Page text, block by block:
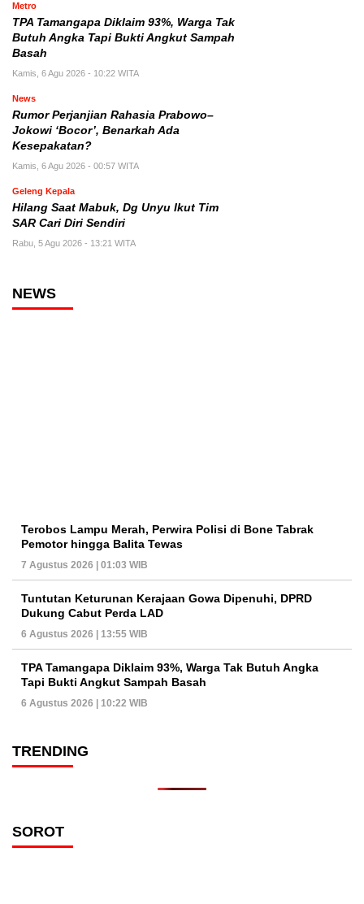
Metro
TPA Tamangapa Diklaim 93%, Warga Tak
Butuh Angka Tapi Bukti Angkut Sampah
Basah
Kamis, 6 Agu 2026 - 10:22 WITA
News
Rumor Perjanjian Rahasia Prabowo–
Jokowi ‘Bocor’, Benarkah Ada
Kesepakatan?
Kamis, 6 Agu 2026 - 00:57 WITA
Geleng Kepala
Hilang Saat Mabuk, Dg Unyu Ikut Tim
SAR Cari Diri Sendiri
Rabu, 5 Agu 2026 - 13:21 WITA
NEWS
Terobos Lampu Merah, Perwira Polisi di Bone Tabrak
Pemotor hingga Balita Tewas
7 Agustus 2026 | 01:03 WIB
Tuntutan Keturunan Kerajaan Gowa Dipenuhi, DPRD
Dukung Cabut Perda LAD
6 Agustus 2026 | 13:55 WIB
TPA Tamangapa Diklaim 93%, Warga Tak Butuh Angka
Tapi Bukti Angkut Sampah Basah
6 Agustus 2026 | 10:22 WIB
TRENDING
SOROT